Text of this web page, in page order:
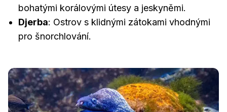
bohatými korálovými útesy a jeskyněmi.
Djerba: Ostrov s klidnými zátokami vhodnými
pro šnorchlování.